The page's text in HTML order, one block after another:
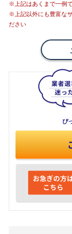
※上記はあくまで一例
※上記以外にも豊富な
ださい
ぴ